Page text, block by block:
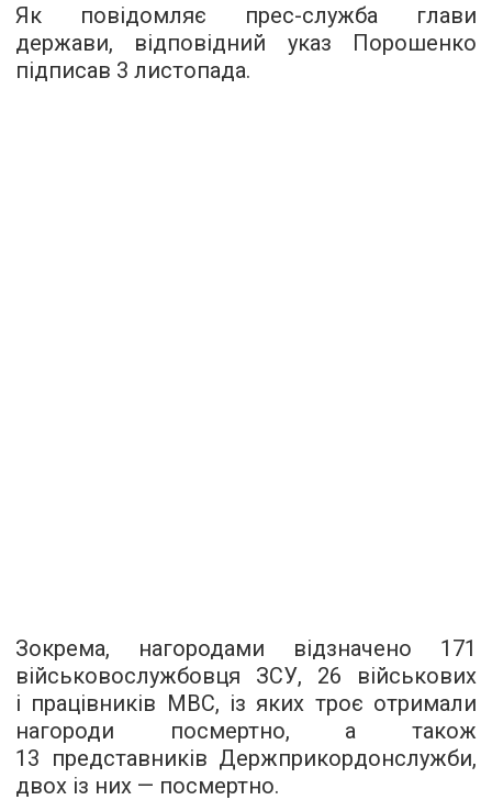
Як повідомляє прес-служба глави
держави, відповідний указ Порошенко
підписав 3 листопада.
Зокрема, нагородами відзначено 171
військовослужбовця ЗСУ, 26 військових
і працівників МВС, із яких троє отримали
нагороди посмертно, а також
13 представників Держприкордонслужби,
двох із них — посмертно.